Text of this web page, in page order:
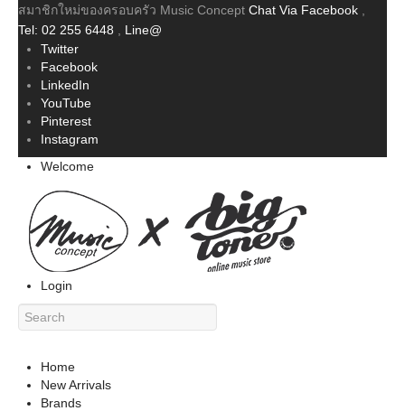
สมาชิกใหม่ของครอบครัว Music Concept Chat Via Facebook
Tel: 02 255 6448
Line@
Twitter
Facebook
LinkedIn
YouTube
Pinterest
Instagram
Welcome
Login
Home
New Arrivals
Brands